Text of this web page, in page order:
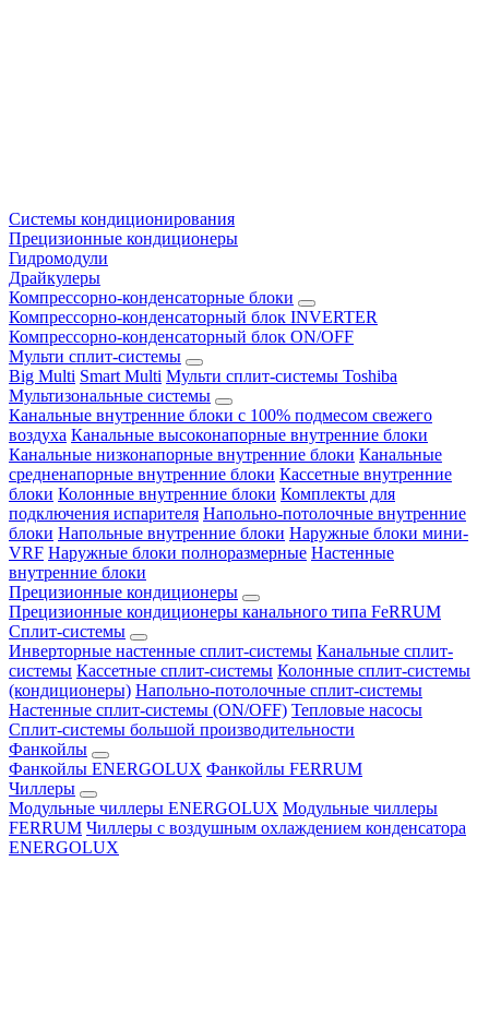
Системы кондиционирования
Прецизионные кондиционеры
Гидромодули
Драйкулеры
Компрессорно-конденсаторные блоки
Компрессорно-конденсаторный блок INVERTER
Компрессорно-конденсаторный блок ON/OFF
Мульти сплит-системы
Big Multi Smart Multi Мульти сплит-системы Toshiba
Мультизональные системы
Канальные внутренние блоки с 100% подмесом свежего
воздуха Канальные высоконапорные внутренние блоки
Канальные низконапорные внутренние блоки Канальные
средненапорные внутренние блоки Кассетные внутренние
блоки Колонные внутренние блоки Комплекты для
подключения испарителя Напольно-потолочные внутренние
блоки Напольные внутренние блоки Наружные блоки мини-
VRF Наружные блоки полноразмерные Настенные
внутренние блоки
Прецизионные кондиционеры
Прецизионные кондиционеры канального типа FeRRUM
Сплит-системы
Инверторные настенные сплит-системы Канальные сплит-
системы Кассетные сплит-системы Колонные сплит-системы
(кондиционеры) Напольно-потолочные сплит-системы
Настенные сплит-системы (ON/OFF) Тепловые насосы
Сплит-системы большой производительности
Фанкойлы
Фанкойлы ENERGOLUX Фанкойлы FERRUM
Чиллеры
Модульные чиллеры ENERGOLUX Модульные чиллеры
FERRUM Чиллеры с воздушным охлаждением конденсатора
ENERGOLUX